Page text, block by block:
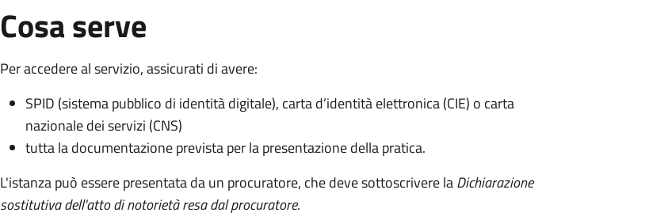
Cosa serve
Per accedere al servizio, assicurati di avere:
SPID (sistema pubblico di identità digitale), carta d’identità elettronica (CIE) o carta
nazionale dei servizi (CNS)
tutta la documentazione prevista per la presentazione della pratica.
L'istanza può essere presentata da un procuratore, che deve sottoscrivere laDichiarazione
sostitutiva dell'atto di notorietà resa dal procuratore.